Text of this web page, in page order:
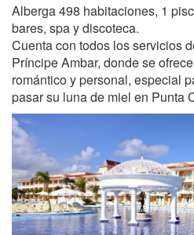
Alberga 498 habitaciones, 1
bares, spa y discoteca.
Cuenta con todos los servicios
Príncipe Ambar, donde se
romántico y personal, especial
pasar su luna de miel en Punta